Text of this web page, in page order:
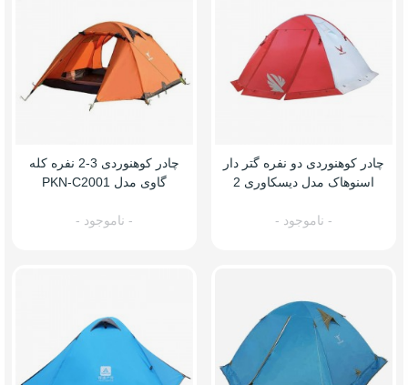
چادر کوهنوردی دو نفره گتر دار
اسنوهاک مدل دیسکاوری 2
- ناموجود -
چادر کوهنوردی 3-2 نفره کله
گاوی مدل PKN-C2001
- ناموجود -